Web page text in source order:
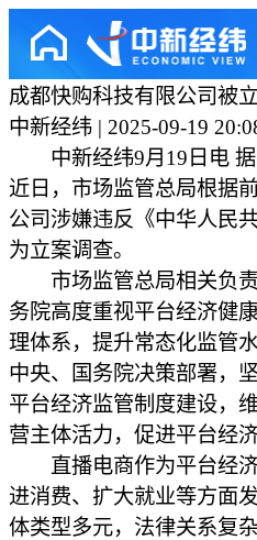
成都快购科技有限公司被
中新经纬 | 2025-09-19
中新经纬9月19日电 据
近日，市场监管总局根据
公司涉嫌违反《中华人民
为立案调查。
市场监管总局相关负责
务院高度重视平台经济健
理体系，提升常态化监管
中央、国务院决策部署，
平台经济监管制度建设，
营主体活力，促进平台经
直播电商作为平台经济
进消费、扩大就业等方面
体类型多元，法律关系复